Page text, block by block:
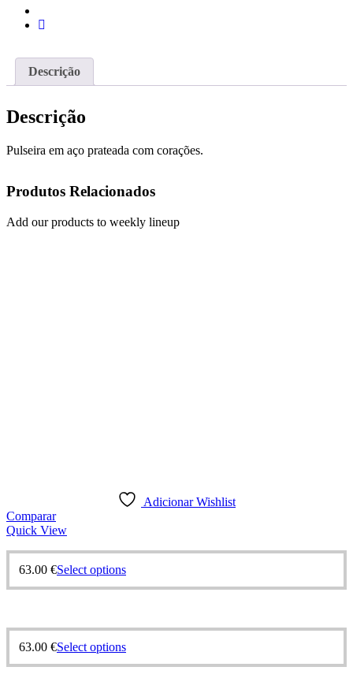
Descrição
Descrição
Pulseira em aço prateada com corações.
Produtos Relacionados
Add our products to weekly lineup
Adicionar Wishlist
Comparar
Quick View
63.00 €Select options
63.00 €Select options